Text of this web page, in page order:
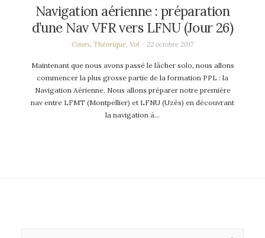
Navigation aérienne : préparation
d’une Nav VFR vers LFNU (Jour 26)
Cours, Théorique, Vol 22 octobre 2017
Maintenant que nous avons passé le lâcher solo, nous allons
commencer la plus grosse partie de la formation PPL : la
Navigation Aérienne. Nous allons préparer notre première
nav entre LFMT (Montpellier) et LFNU (Uzès) en découvrant
la navigation à…